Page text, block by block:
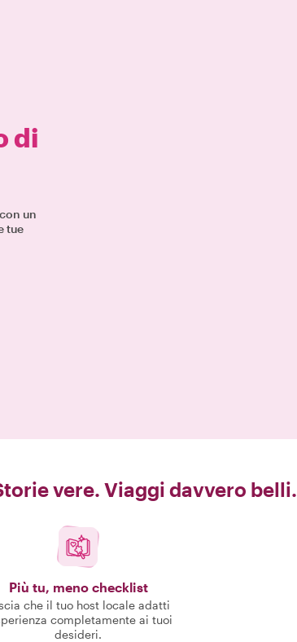
di
un
tue
vere. Viaggi davvero belli.
Più tu, meno checklist
che il tuo host locale adatti
completamente ai tuoi
desideri.